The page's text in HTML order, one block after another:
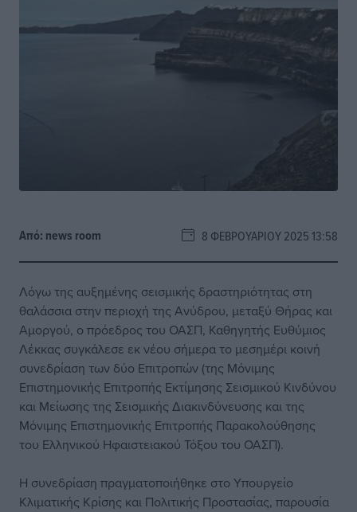
Από: news room 8 ΦΕΒΡΟΥΑΡΊΟΥ 2025 13:58
Λόγω της αυξημένης σεισμικής δραστηριότητας στη
θαλάσσια στην περιοχή της Ανύδρου, μεταξύ Θήρας και
Αμοργού, ο πρόεδρος του ΟΑΣΠ, Καθηγητής Ευθύμιος
Λέκκας συγκάλεσε εκ νέου σήμερα το μεσημέρι κοινή
συνεδρίαση των δύο Επιτροπών (της Μόνιμης
Eπιστημονικής Eπιτροπής Εκτίμησης Σεισμικού Κινδύνου
και Μείωσης της Σεισμικής Διακινδύνευσης και της
Μόνιμης Επιστημονικής Επιτροπής Παρακολούθησης
του Ελληνικού Ηφαιστειακού Τόξου του ΟΑΣΠ).
Η συνεδρίαση πραγματοποιήθηκε στο Υπουργείο
Κλιματικής Κρίσης και Πολιτικής Προστασίας, παρουσία